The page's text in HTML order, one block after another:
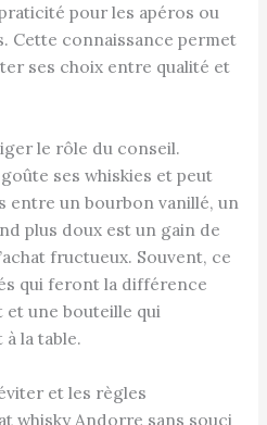
pour les apéros ou
Cette connaissance permet
ses choix entre qualité et
le rôle du conseil.
ses whiskies et peut
entre un bourbon vanillé, un
plus doux est un gain de
fructueux. Souvent, ce
qui feront la différence
et une bouteille qui
la table.
et les règles
whisky Andorre sans souci